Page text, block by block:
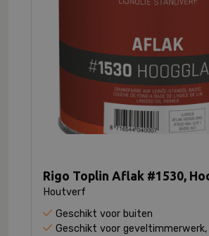
Rigo Toplin Aflak #1530,
Houtverf
Geschikt voor buiten
Geschikt voor geveltimmerwerk,